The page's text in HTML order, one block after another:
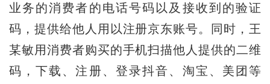
业务的消费者的电话号码以及接收到的验证
码，提供给他人用以注册京东账号。同时，王
某敏用消费者购买的手机扫描他人提供的二维
码，下载、注册、登录抖音、淘宝、美团等